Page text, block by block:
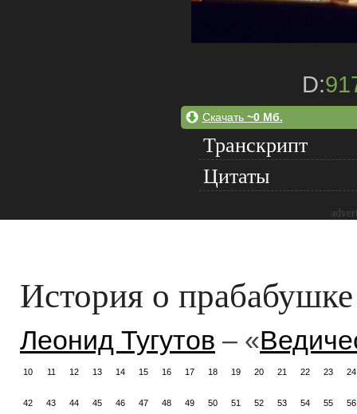
D:
Скачать ~0 Мб.
Транскрипт
Цитаты
История о
Леонид Тугутов – «
10 11 12 13 14 15 16 17 18 19 20 21 22 23 24
42 43 44 45 46 47 48 49 50 51 52 53 54 55 56